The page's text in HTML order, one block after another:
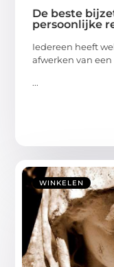
De beste
persoonlijke
Iedereen heeft
afwerken van
...
WINKELEN